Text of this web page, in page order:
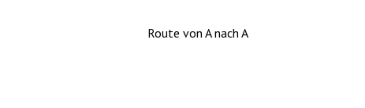
Route von A nach A